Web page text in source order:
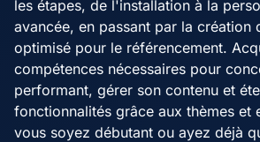
les étapes, de l'installation à la
avancée, en passant par la création
optimisé pour le référencement.
compétences nécessaires pour
performant, gérer son contenu et
fonctionnalités grâce aux thèmes et
vous soyez débutant ou ayez déjà